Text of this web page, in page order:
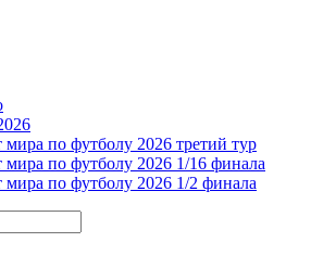
по футболу 2026 третий тур
по футболу 2026 1/16 финала
по футболу 2026 1/2 финала